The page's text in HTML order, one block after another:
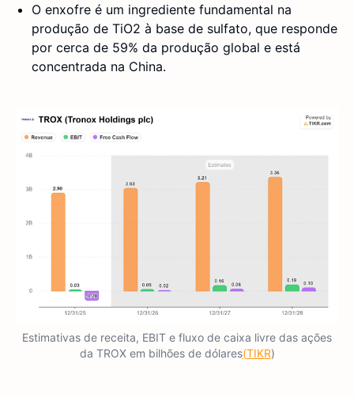
O enxofre é um ingrediente fundamental na
produção de TiO2 à base de sulfato, que responde
por cerca de 59% da produção global e está
concentrada na China.
Estimativas de receita, EBIT e fluxo de caixa livre das ações
da TROX em bilhões de dólares(TIKR)